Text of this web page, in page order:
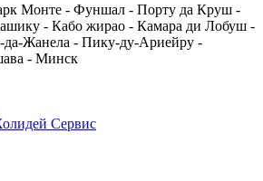
Монте - Фуншал - Порту да Круш -
- Кабо жирао - Камара ди Лобуш -
да-Жанела - Пику-ду-Ариейру -
- Минск
Сервис